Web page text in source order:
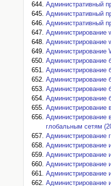
Административный
Административный
Административный
Администрирование
Администрирование
Администрирование
Администрирование
Администрирование
Администрирование
Администрирование
Администрирование
Администрирование
Администрирование
глобальным сетям
Администрирование
Администрирование
Администрирование
Администрирование
Администрирование
Администрирование